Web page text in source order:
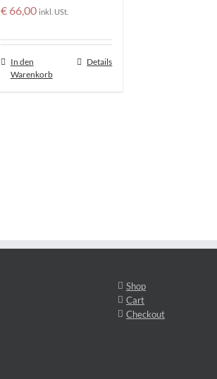
€66,00 inkl. USt.
In den
Warenkorb
Details
Shop
Cart
Checkout